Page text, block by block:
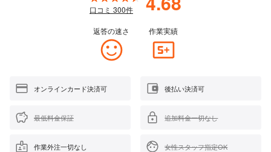
口コミ 300件
返答の速さ 作業実績
オンラインカード決済可 後払い決済可
最低料金保証 追加料金一切なし
作業外注一切なし 女性スタッフ指定OK